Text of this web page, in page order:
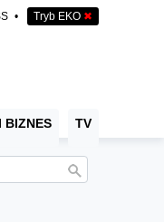
• Tryb EKO ✖
BIZNES TV